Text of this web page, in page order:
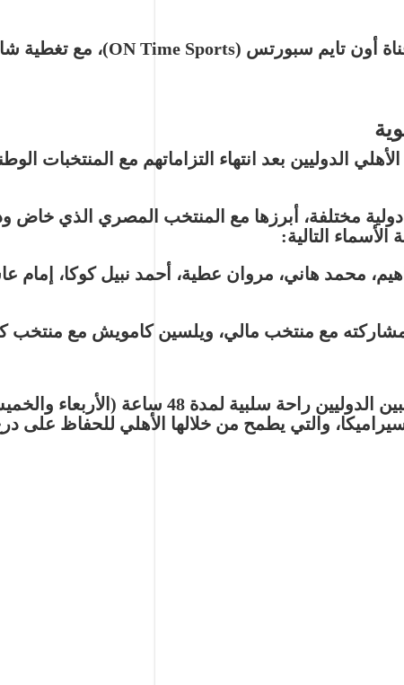
أون تايم سبورتس (ON Time Sports)
، مع تغطية
الدوليين بعد انتهاء التزاماتهم مع المنتخبات
مختلفة، أبرزها مع المنتخب المصري الذي خاض
محمد هاني، مروان عطية، أحمد نبيل كوكا، إمام
مع منتخب مالي، ويلسين كامويش مع منتخب
الدوليين راحة سلبية لمدة48 ساعة
(الأربعاء
والتي يطمح من خلالها الأهلي للحفاظ على